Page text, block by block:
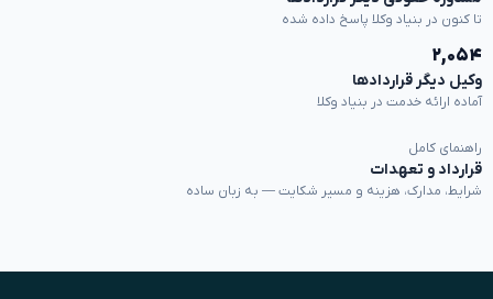
تا کنون در بنیاد وکلا پاسخ داده شده
۲,۰۵۴
وکیل دیگر قراردادها
آماده ارائه خدمت در بنیاد وکلا
راهنمای کامل
قرارداد و تعهدات
شرایط، مدارک، هزینه و مسیر شکایت — به زبان ساده